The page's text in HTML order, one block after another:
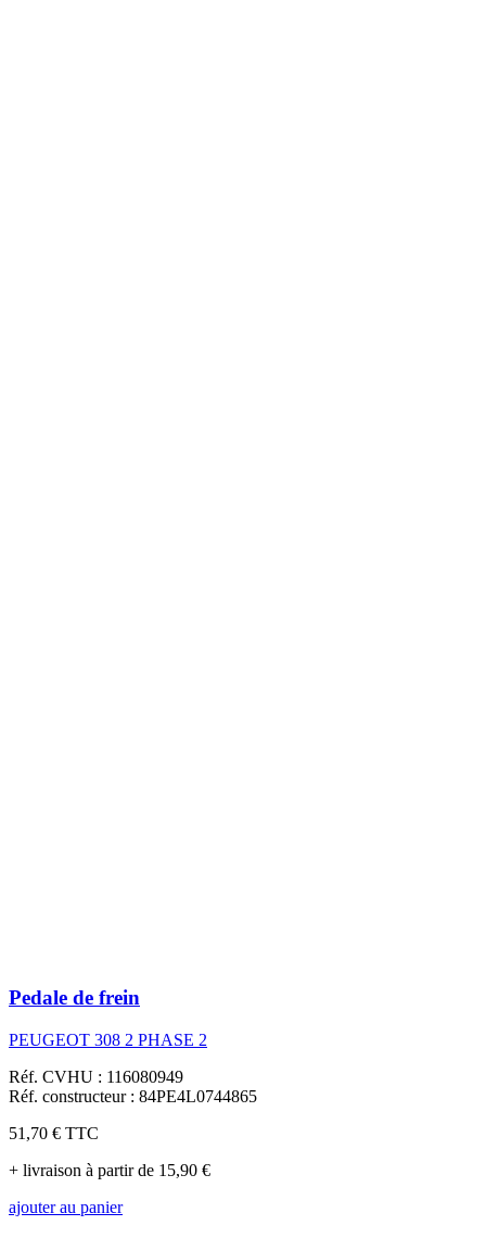
Pedale de frein
PEUGEOT 308 2 PHASE 2
Réf. CVHU : 116080949
Réf. constructeur : 84PE4L0744865
51,70 € TTC
+ livraison à partir de 15,90 €
ajouter au panier